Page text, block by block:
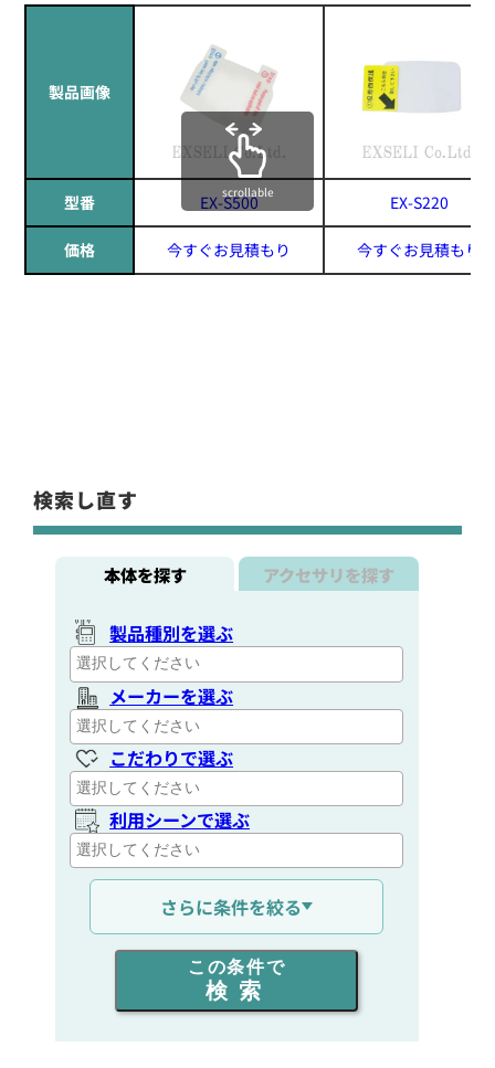
製品画像
型番 EX-S500 EX-S220
価格 今すぐお見積もり 今すぐお見積もり
scrollable
検索し直す
本体を探す アクセサリを探す
製品種別を選ぶ
メーカーを選ぶ
こだわりで選ぶ
利用シーンで選ぶ
通信距離を選ぶ
出力を選ぶ
同時通話人数を選ぶ
さらに条件を絞る
この条件で
検索